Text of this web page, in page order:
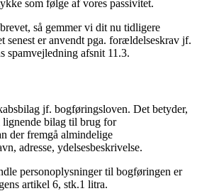
som følge af vores passivitet.
så gemmer vi dit nu tidligere
senest er anvendt pga. forældelseskrav jf.
spamvejledning afsnit 11.3.
jf. bogføringsloven. Det betyder,
lignende bilag til brug for
der fremgå almindelige
adresse, ydelsesbeskrivelse.
personoplysninger til bogføringen er
artikel 6, stk.1 litra.